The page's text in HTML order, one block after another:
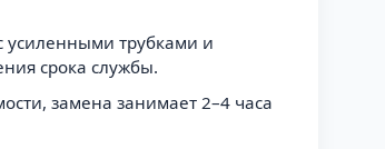
усиленными трубками и
срока службы.
замена занимает 2–4 часа